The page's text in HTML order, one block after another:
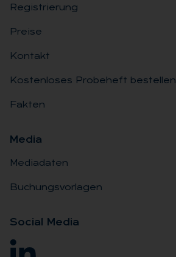
Registrierung
Preise
Kontakt
Kostenloses Probeheft bestellen
Fakten
Me­dia
Mediadaten
Buchungsvorlagen
So­ci­al Me­dia